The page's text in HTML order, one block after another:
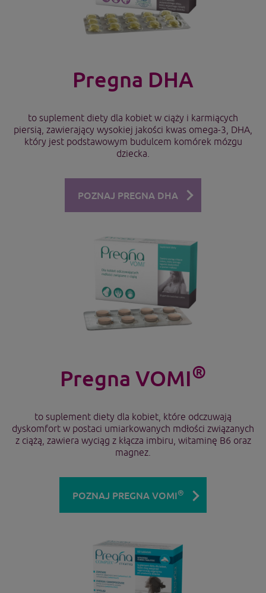
Pregna DHA
to suplement diety dla kobiet w ciąży i karmiących
piersią, zawierający wysokiej jakości kwas omega-3, DHA,
który jest podstawowym budulcem komórek mózgu
dziecka.
POZNAJ PREGNA DHA
Pregna VOMI®
to suplement diety dla kobiet, które odczuwają
dyskomfort w postaci umiarkowanych mdłości związanych
z ciążą, zawiera wyciąg z kłącza imbiru, witaminę B6 oraz
magnez.
POZNAJ PREGNA VOMI®